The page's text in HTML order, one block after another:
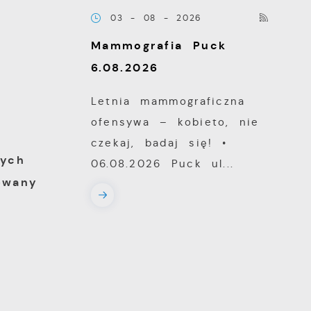
03 - 08 - 2026
Mammografia Puck
6.08.2026
Letnia mammograficzna
ofensywa – kobieto, nie
czekaj, badaj się! •
06.08.2026 Puck ul...